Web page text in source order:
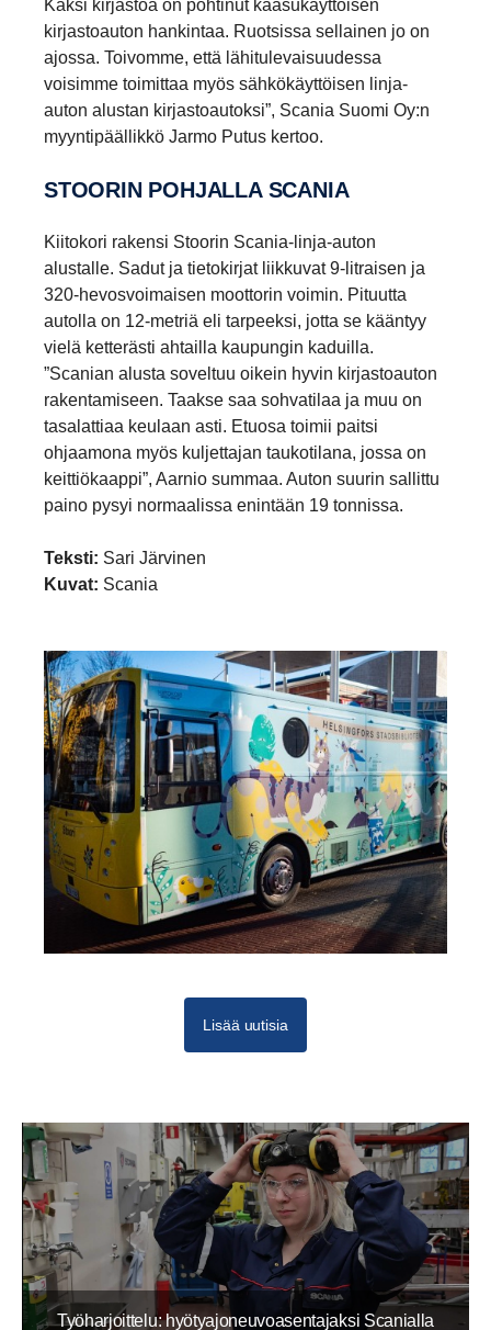
Kaksi kirjastoa on pohtinut kaasukäyttöisen
kirjastoauton hankintaa. Ruotsissa sellainen jo on
ajossa. Toivomme, että lähitulevaisuudessa
voisimme toimittaa myös sähkökäyttöisen linja-
auton alustan kirjastoautoksi”, Scania Suomi Oy:n
myyntipäällikkö Jarmo Putus kertoo.
STOORIN POHJALLA SCANIA
Kiitokori rakensi Stoorin Scania-linja-auton
alustalle. Sadut ja tietokirjat liikkuvat 9-litraisen ja
320-hevosvoimaisen moottorin voimin. Pituutta
autolla on 12-metriä eli tarpeeksi, jotta se kääntyy
vielä ketterästi ahtailla kaupungin kaduilla.
”Scanian alusta soveltuu oikein hyvin kirjastoauton
rakentamiseen. Taakse saa sohvatilaa ja muu on
tasalattiaa keulaan asti. Etuosa toimii paitsi
ohjaamona myös kuljettajan taukotilana, jossa on
keittiökaappi”, Aarnio summaa. Auton suurin sallittu
paino pysyi normaalissa enintään 19 tonnissa.
Teksti: Sari Järvinen
Kuvat: Scania
Lisää uutisia
Työharjoittelu: hyötyajoneuvoasentajaksi Scanialla